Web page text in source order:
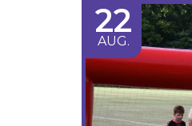
22
AUG.